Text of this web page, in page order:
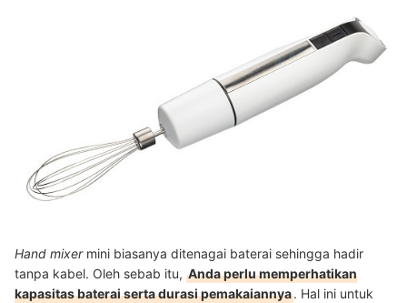
Hand mixer mini biasanya ditenagai baterai sehingga hadir
tanpa kabel. Oleh sebab itu, Anda perlu memperhatikan
kapasitas baterai serta durasi pemakaiannya. Hal ini untuk